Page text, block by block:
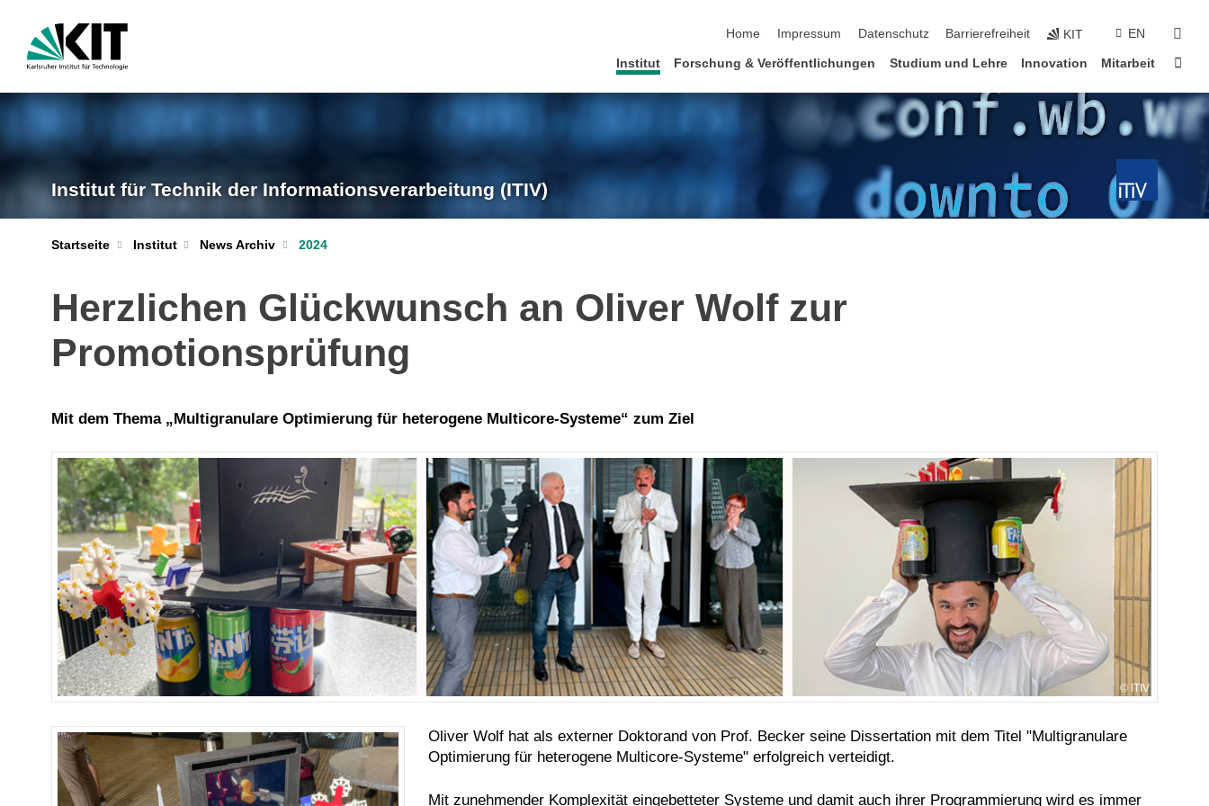
Home
Impressum Datenschutz Barrierefreiheit KIT EN
Institut Forschung & Veröffentlichungen Studium und Lehre Innovation Mitarbeit
Institut für Technik der Informationsverarbeitung (ITIV)
Startseite Institut News Archiv 2024
Herzlichen Glückwunsch an Oliver Wolf zur
Promotionsprüfung
Mit dem Thema „Multigranulare Optimierung für heterogene Multicore-Systeme“ zum Ziel
ITIV
Oliver Wolf hat als externer Doktorand von Prof. Becker seine Dissertation mit dem Titel "Multigranulare
Optimierung für heterogene Multicore-Systeme" erfolgreich verteidigt.
Mit zunehmender Komplexität eingebetteter Systeme und damit auch ihrer Programmierung wird es immer